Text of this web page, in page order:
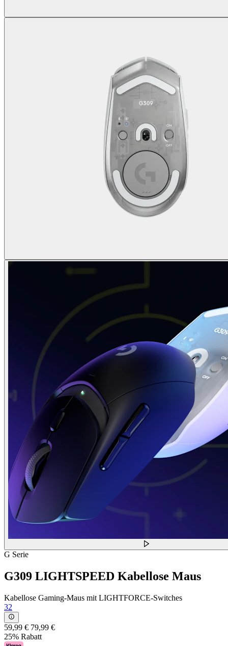
G Serie
G309 LIGHTSPEED Kabellose Maus
Kabellose Gaming-Maus mit LIGHTFORCE-Switches
32
59,99 € 79,99 €
25% Rabatt